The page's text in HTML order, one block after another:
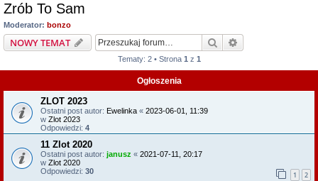
Zrób To Sam
Moderator: bonzo
NOWY TEMAT Szukaj
Tematy: 2 • Strona 1 z 1
Ogłoszenia
ZLOT 2023
Ostatni post autor: Ewelinka « 2023-06-01, 11:39
w Zlot 2023
Odpowiedzi: 4
11 Zlot 2020
Ostatni post autor: janusz « 2021-07-11, 20:17
w Zlot 2020
Odpowiedzi: 30 1 2